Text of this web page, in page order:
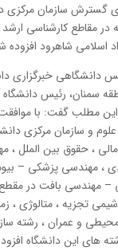
گسترش سازمان مرکزی
، 9 رشته در مقاطع کارشناسی
اسلامی شاهرود افزوده
دانشگاهی خبرگزاری
سمنان، رئیس دانشگاه
این مطلب گفت: با
و سازمان مرکزی
، حقوق بین الملل ،
، مهندسی پزشکی –
مهندسی بافت در مقطع
رشته شیمی تجزیه ، متالوژی
و عمران ، رشته
های این دانشگاه